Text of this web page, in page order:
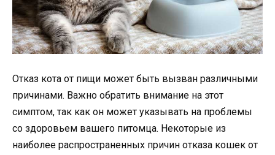
Отказ кота от пищи может быть вызван различными
причинами. Важно обратить внимание на этот
симптом, так как он может указывать на проблемы
со здоровьем вашего питомца. Некоторые из
наиболее распространенных причин отказа кошек от